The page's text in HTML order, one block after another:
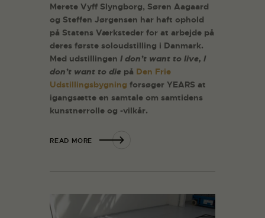
Merete Vyff Slyngborg, Søren Aagaard
og Steffen Jørgensen har haft ophold
på Statens Værksteder for at arbejde på
deres første soloudstilling i Danmark.
Med udstillingen I don’t want to live, I
don’t want to die på Den Frie
Udstillingsbygning forsøger YEARS at
igangsætte en samtale om samtidens
kunstnerrolle og -vilkår.
READ MORE